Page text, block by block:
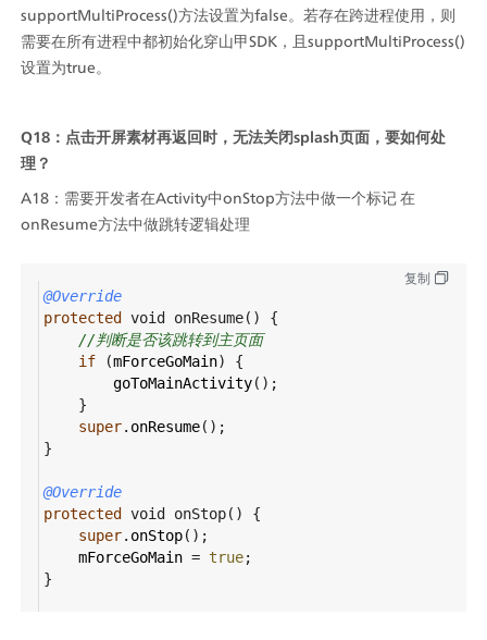
supportMultiProcess()方法设置为false。若存在跨进程使用，则
需要在所有进程中都初始化穿山甲SDK，且supportMultiProcess()
设置为true。
Q18：点击开屏素材再返回时，无法关闭splash页面，要如何处
理？
A18：需要开发者在Activity中onStop方法中做一个标记 在
onResume方法中做跳转逻辑处理
复制
@Override
protected
void onResume() {
//判断是否该跳转到主页面
if (mForceGoMain) {
goToMainActivity();
}
super. onResume();
}
@Override
protected
void onStop() {
super. onStop();
mForceGoMain = true;
}